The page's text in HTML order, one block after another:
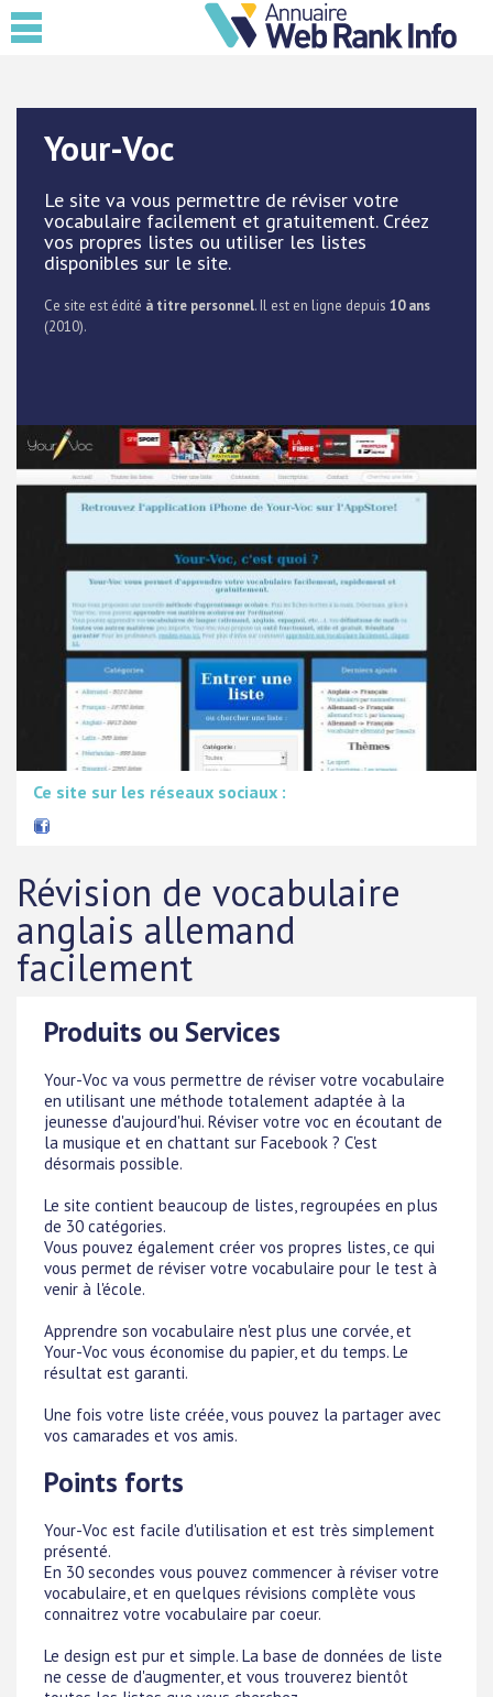
Your-Voc
Le site va vous permettre de réviser votre
vocabulaire facilement et gratuitement. Créez
vos propres listes ou utiliser les listes
disponibles sur le site.
Ce site est édité à titre personnel. Il est en ligne depuis 10 ans
(2010).
Ce site sur les réseaux sociaux :
Révision de vocabulaire
anglais allemand
facilement
Produits ou Services
Your-Voc va vous permettre de réviser votre vocabulaire
en utilisant une méthode totalement adaptée à la
jeunesse d'aujourd'hui. Réviser votre voc en écoutant de
la musique et en chattant sur Facebook ? C'est
désormais possible.
Le site contient beaucoup de listes, regroupées en plus
de 30 catégories.
Vous pouvez également créer vos propres listes, ce qui
vous permet de réviser votre vocabulaire pour le test à
venir à l'école.
Apprendre son vocabulaire n'est plus une corvée, et
Your-Voc vous économise du papier, et du temps. Le
résultat est garanti.
Une fois votre liste créée, vous pouvez la partager avec
vos camarades et vos amis.
Points forts
Your-Voc est facile d'utilisation et est très simplement
présenté.
En 30 secondes vous pouvez commencer à réviser votre
vocabulaire, et en quelques révisions complète vous
connaitrez votre vocabulaire par coeur.
Le design est pur et simple. La base de données de liste
ne cesse de d'augmenter, et vous trouverez bientôt